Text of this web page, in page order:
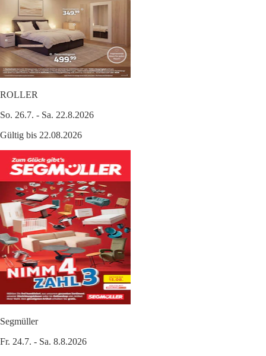
ROLLER
So. 26.7. - Sa. 22.8.2026
Gültig bis 22.08.2026
Segmüller
Fr. 24.7. - Sa. 8.8.2026